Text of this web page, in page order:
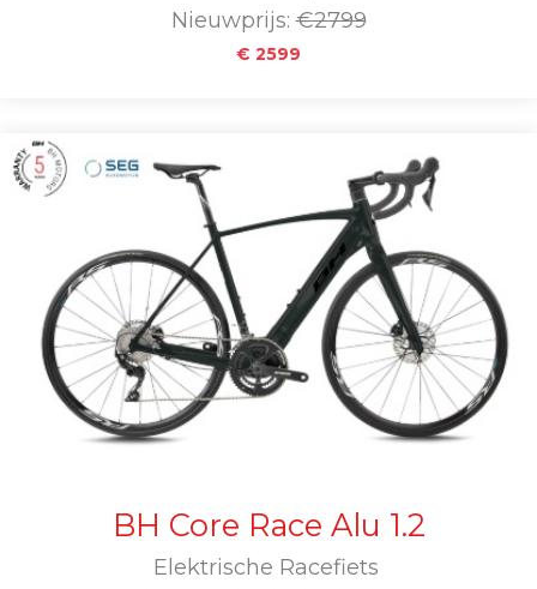
Nieuwprijs:€2799
€ 2599
BH Core Race Alu 1.2
Elektrische Racefiets